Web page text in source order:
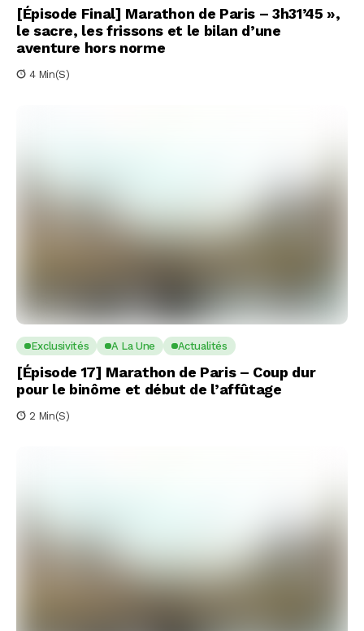
[Épisode Final] Marathon de Paris – 3h31’45 »,
le sacre, les frissons et le bilan d’une
aventure hors norme
4 Min(s)
Exclusivités A La Une Actualités
[Épisode 17] Marathon de Paris – Coup dur
pour le binôme et début de l’affûtage
2 Min(s)